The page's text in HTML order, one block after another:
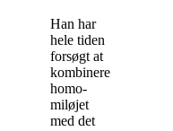
Han har
hele tiden
forsøgt at
kombinere
homo-
miløjet
med det